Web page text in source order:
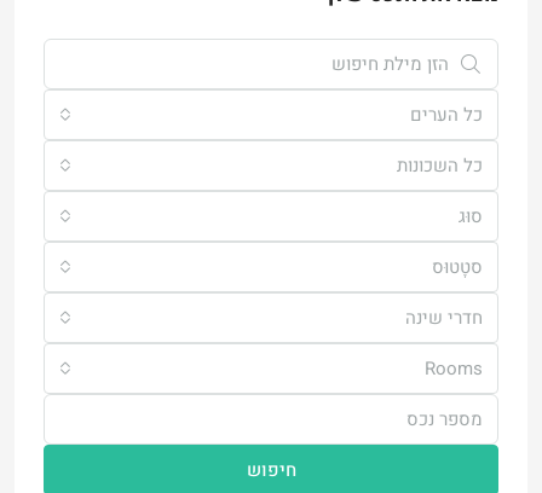
כל הערים
כל השכונות
סוּג
סטָטוּס
חדרי שינה
Rooms
חיפוש